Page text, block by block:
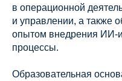
в операционной
и управлении, а также
опытом внедрения ИИ-
процессы.
Образовательная